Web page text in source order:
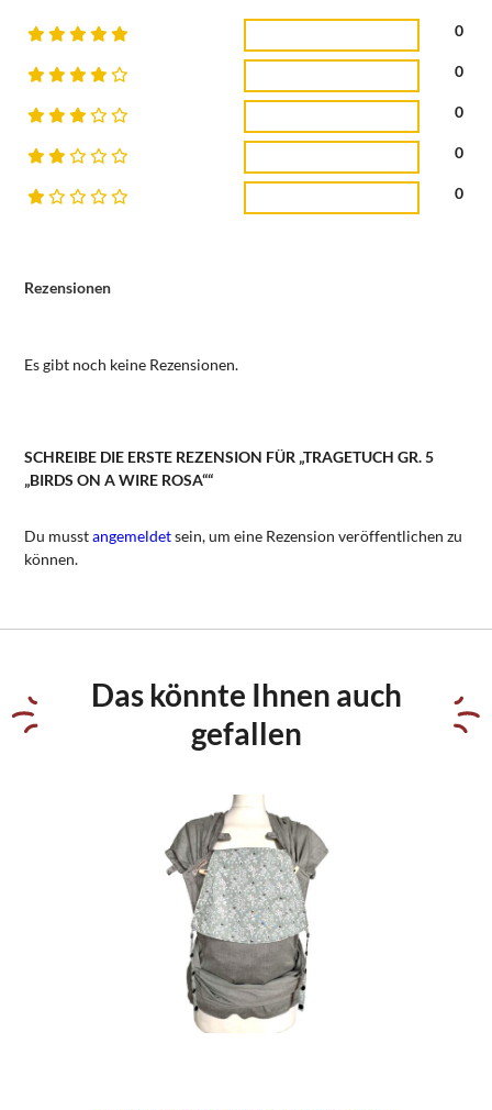
Rezensionen
Es gibt noch keine Rezensionen.
0
0
0
0
0
SCHREIBE DIE ERSTE REZENSION FÜR „TRAGETUCH GR. 5
„BIRDS ON A WIRE ROSA““
Du musstangemeldetsein, um eine Rezension veröffentlichen zu
können.
Das könnte Ihnen auch
gefallen